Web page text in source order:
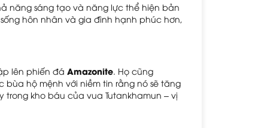
năng sáng tạo và năng lực thể hiện bản
hôn nhân và gia đình hạnh phúc hơn,
lên phiến đá Amazonite. Họ cũng
hộ mệnh với niềm tin rằng nó sẽ tăng
kho báu của vua Tutankhamun – vị